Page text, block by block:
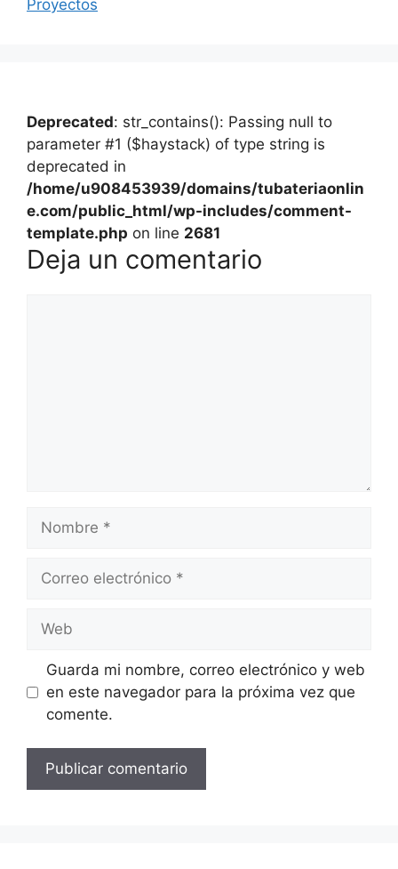
Proyectos
Deprecated: str_contains(): Passing null to
parameter #1 ($haystack) of type string is
deprecated in
/home/u908453939/domains/tubateriaonlin
e.com/public_html/wp-includes/comment-
template.php on line 2681
Deja un comentario
electrónico
Guarda mi nombre, correo electrónico y web
en este navegador para la próxima vez que
comente.